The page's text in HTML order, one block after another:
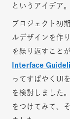
というアイデア
プロジェクト初
ルデザインを作
を繰り返すこと
Interface
ってすばやくUI
を検討しました
をつけてみて、